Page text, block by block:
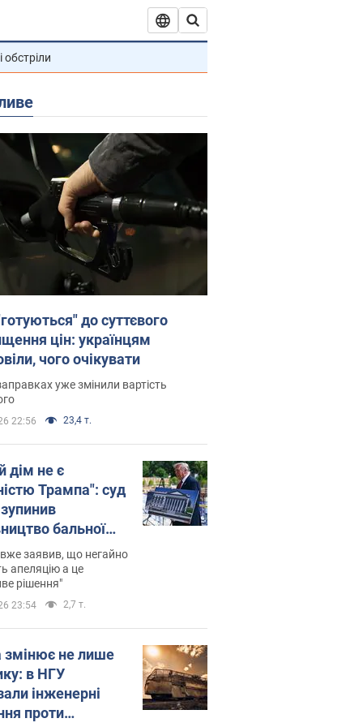
обстріли
до суттєвого
цін: українцям
чого очікувати
уже змінили вартість
22:56 23,4 т.
дім не є
Трампа": суд
бальної
$400 млн
заявив, що негайно
апеляцію а це
рішення"
23:54 2,7 т.
змінює не лише
в НГУ
інженерні
проти